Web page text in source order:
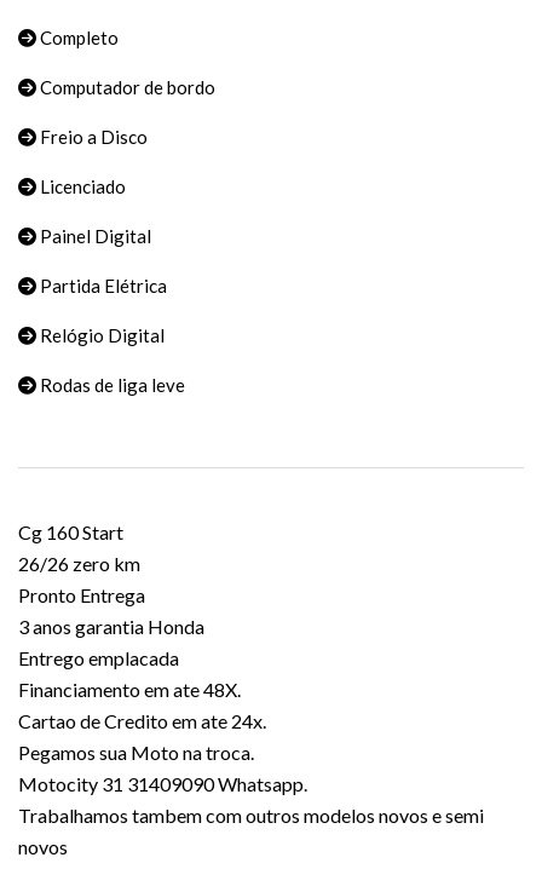
Completo
Computador de bordo
Freio a Disco
Licenciado
Painel Digital
Partida Elétrica
Relógio Digital
Rodas de liga leve
Cg 160 Start
26/26 zero km
Pronto Entrega
3 anos garantia Honda
Entrego emplacada
Financiamento em ate 48X.
Cartao de Credito em ate 24x.
Pegamos sua Moto na troca.
Motocity 31 31409090 Whatsapp.
Trabalhamos tambem com outros modelos novos e semi
novos